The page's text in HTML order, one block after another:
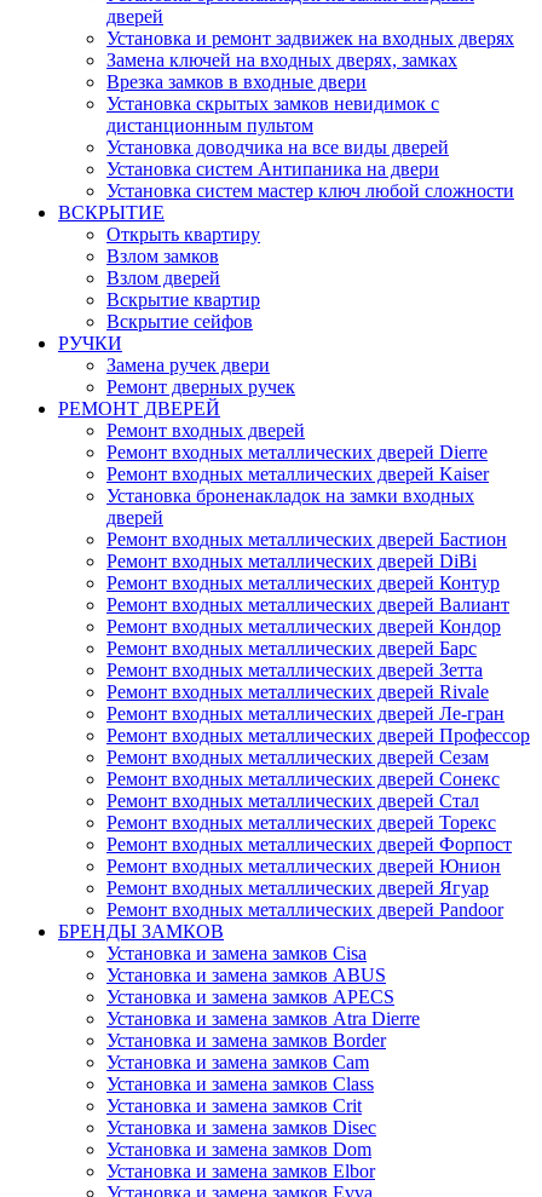
дверей
Установка и ремонт задвижек на входных дверях
Замена ключей на входных дверях, замках
Врезка замков в входные двери
Установка скрытых замков невидимок с
дистанционным пультом
Установка доводчика на все виды дверей
Установка систем Антипаника на двери
Установка систем мастер ключ любой сложности
ВСКРЫТИЕ
Открыть квартиру
Взлом замков
Взлом дверей
Вскрытие квартир
Вскрытие сейфов
РУЧКИ
Замена ручек двери
Ремонт дверных ручек
РЕМОНТ ДВЕРЕЙ
Ремонт входных дверей
Ремонт входных металлических дверей Dierre
Ремонт входных металлических дверей Kaiser
Установка броненакладок на замки входных
дверей
Ремонт входных металлических дверей Бастион
Ремонт входных металлических дверей DiBi
Ремонт входных металлических дверей Контур
Ремонт входных металлических дверей Валиант
Ремонт входных металлических дверей Кондор
Ремонт входных металлических дверей Барс
Ремонт входных металлических дверей Зетта
Ремонт входных металлических дверей Rivale
Ремонт входных металлических дверей Ле-гран
Ремонт входных металлических дверей Профессор
Ремонт входных металлических дверей Сезам
Ремонт входных металлических дверей Сонекс
Ремонт входных металлических дверей Стал
Ремонт входных металлических дверей Торекс
Ремонт входных металлических дверей Форпост
Ремонт входных металлических дверей Юнион
Ремонт входных металлических дверей Ягуар
Ремонт входных металлических дверей Pandoor
БРЕНДЫ ЗАМКОВ
Установка и замена замков Cisa
Установка и замена замков ABUS
Установка и замена замков APECS
Установка и замена замков Atra Dierre
Установка и замена замков Border
Установка и замена замков Cam
Установка и замена замков Class
Установка и замена замков Crit
Установка и замена замков Disec
Установка и замена замков Dom
Установка и замена замков Elbor
Установка и замена замков Evva